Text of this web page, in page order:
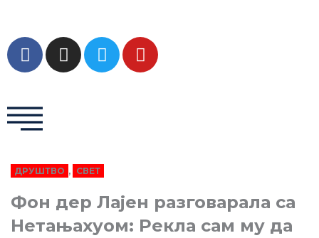
садржај
F
a
b
o
k
I
n
a
T
w
Y
o
ДРУШТВО , СВЕТ
Фон дер Лајен разговарала са
Нетањахуом: Рекла сам му да